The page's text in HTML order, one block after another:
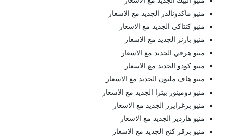
منيو ماكدونالدز الجديد مع الاسعار
منيو كنتاكي الجديد مع الاسعار
منيو بارنز الجديد مع الاسعار
منيو هرفي الجديد مع الاسعار
منيو كودو الجديد مع الاسعار
منيو هاف مليون الجديد مع الاسعار
منيو دومينوز بيتزا الجديد مع الاسعار
منيو برغرايزر الجديد مع الاسعار
منيو هارديز الجديد مع الاسعار
منيو برقر كنج الجديد مع الاسعار